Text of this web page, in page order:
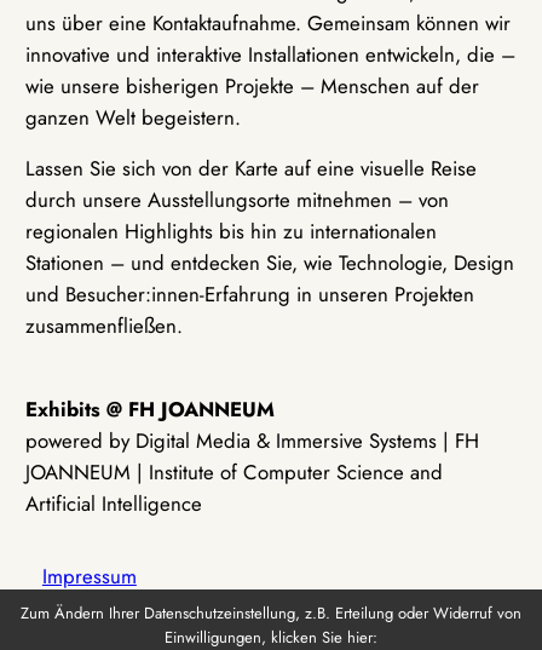
uns über eine Kontaktaufnahme. Gemeinsam können wir
innovative und interaktive Installationen entwickeln, die –
wie unsere bisherigen Projekte – Menschen auf der
ganzen Welt begeistern.
Lassen Sie sich von der Karte auf eine visuelle Reise
durch unsere Ausstellungsorte mitnehmen – von
regionalen Highlights bis hin zu internationalen
Stationen – und entdecken Sie, wie Technologie, Design
und Besucher:innen-Erfahrung in unseren Projekten
zusammenfließen.
Exhibits @ FH JOANNEUM
powered by Digital Media & Immersive Systems | FH
JOANNEUM | Institute of Computer Science and
Artificial Intelligence
Impressum
Zum Ändern Ihrer Datenschutzeinstellung, z.B. Erteilung oder Widerruf von
Einwilligungen, klicken Sie hier: